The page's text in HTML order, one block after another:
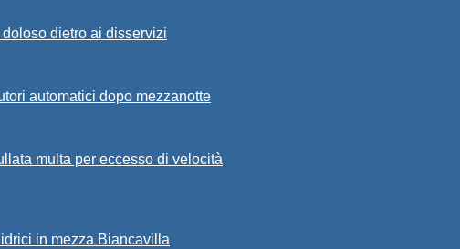
doloso dietro ai disservizi
automatici dopo mezzanotte
multa per eccesso di velocità
in mezza Biancavilla